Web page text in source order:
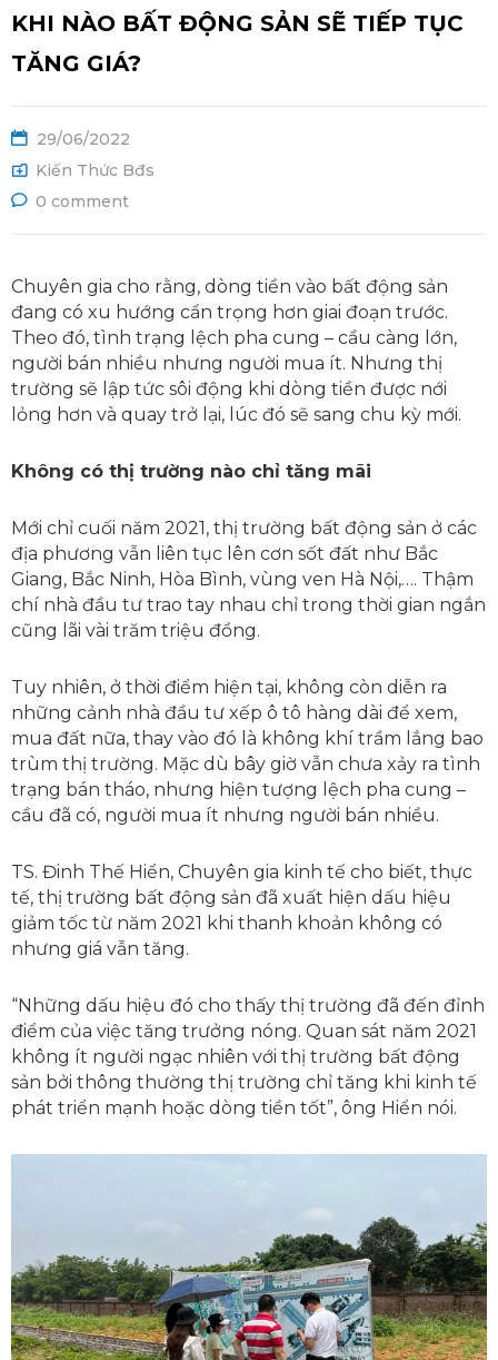
KHI NÀO BẤT ĐỘNG SẢN SẼ TIẾP TỤC
TĂNG GIÁ?
29/06/2022
Kiến Thức Bđs
0 comment
Chuyên gia cho rằng, dòng tiền vào bất động sản
đang có xu hướng cẩn trọng hơn giai đoạn trước.
Theo đó, tình trạng lệch pha cung – cầu càng lớn,
người bán nhiều nhưng người mua ít. Nhưng thị
trường sẽ lập tức sôi động khi dòng tiền được nới
lỏng hơn và quay trở lại, lúc đó sẽ sang chu kỳ mới.
Không có thị trường nào chỉ tăng mãi
Mới chỉ cuối năm 2021, thị trường bất động sản ở các
địa phương vẫn liên tục lên cơn sốt đất như Bắc
Giang, Bắc Ninh, Hòa Bình, vùng ven Hà Nội,…. Thậm
chí nhà đầu tư trao tay nhau chỉ trong thời gian ngắn
cũng lãi vài trăm triệu đồng.
Tuy nhiên, ở thời điểm hiện tại, không còn diễn ra
những cảnh nhà đầu tư xếp ô tô hàng dài để xem,
mua đất nữa, thay vào đó là không khí trầm lắng bao
trùm thị trường. Mặc dù bây giờ vẫn chưa xảy ra tình
trạng bán tháo, nhưng hiện tượng lệch pha cung –
cầu đã có, người mua ít nhưng người bán nhiều.
TS. Đinh Thế Hiển, Chuyên gia kinh tế cho biết, thực
tế, thị trường bất động sản đã xuất hiện dấu hiệu
giảm tốc từ năm 2021 khi thanh khoản không có
nhưng giá vẫn tăng.
“Những dấu hiệu đó cho thấy thị trường đã đến đỉnh
điểm của việc tăng trưởng nóng. Quan sát năm 2021
không ít người ngạc nhiên với thị trường bất động
sản bởi thông thường thị trường chỉ tăng khi kinh tế
phát triển mạnh hoặc dòng tiền tốt”, ông Hiển nói.